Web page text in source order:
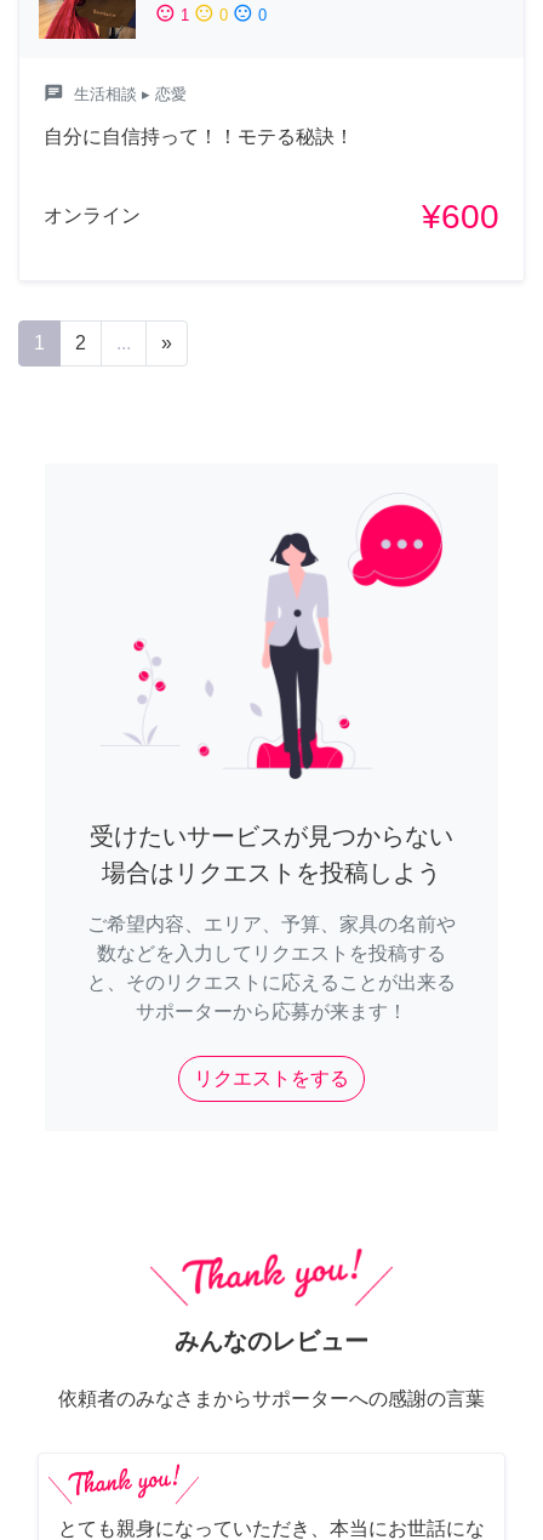
sentiment_satisfied 1 sentiment_neutral 0 sentiment_dissatisfied 0
chat 生活相談 ▸ 恋愛
自分に自信持って！！モテる秘訣！
オンライン ¥600
1 2 ... »
受けたいサービスが見つからない
場合はリクエストを投稿しよう
ご希望内容、エリア、予算、家具の名前や
数などを入力してリクエストを投稿する
と、そのリクエストに応えることが出来る
サポーターから応募が来ます！
リクエストをする
みんなのレビュー
依頼者のみなさまからサポーターへの感謝の言葉
とても親身になっていただき、本当にお世話にな